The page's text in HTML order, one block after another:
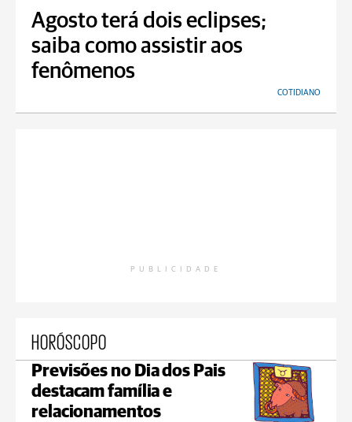
Agosto terá dois eclipses;
saiba como assistir aos
fenômenos
COTIDIANO
PUBLICIDADE
HORÓSCOPO
Previsões no Dia dos Pais
destacam família e
relacionamentos